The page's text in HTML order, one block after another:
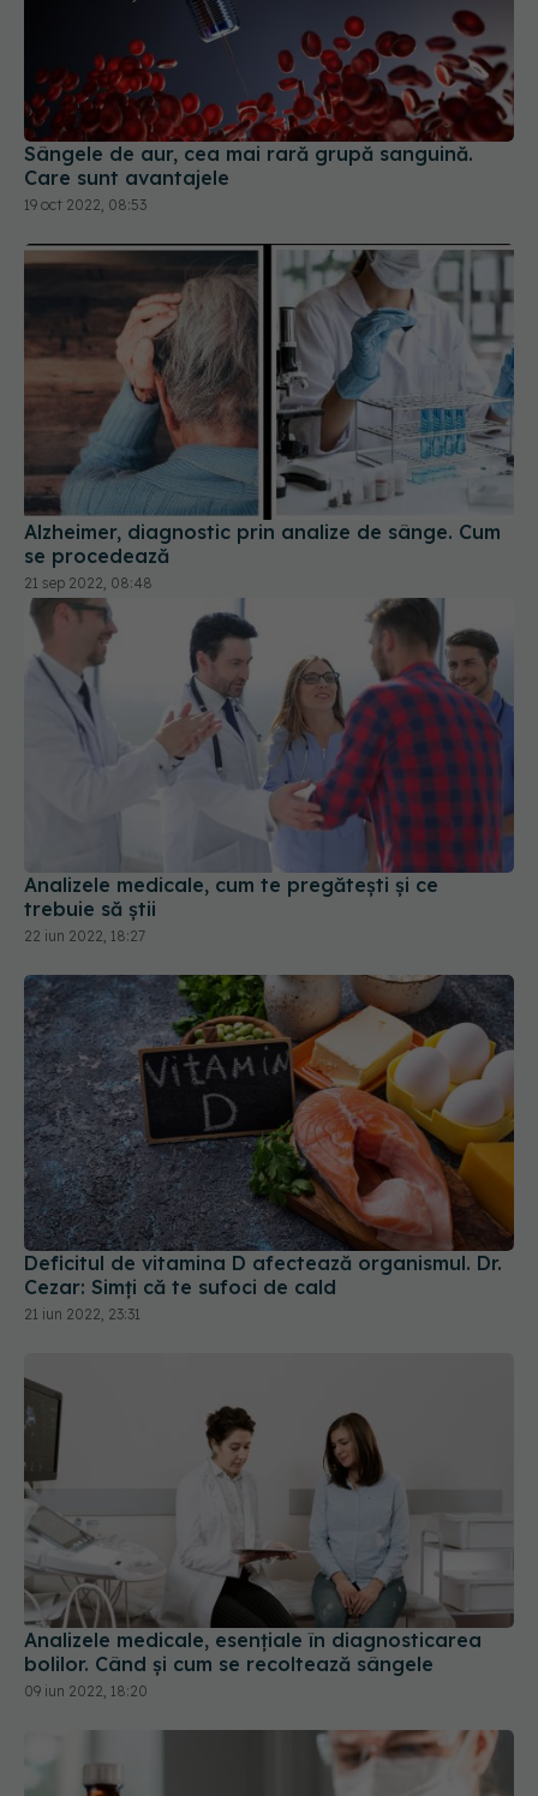
Sângele de aur, cea mai rară grupă sanguină.
Care sunt avantajele
19 oct 2022, 08:53
Alzheimer, diagnostic prin analize de sânge. Cum
se procedează
21 sep 2022, 08:48
Analizele medicale, cum te pregătești și ce
trebuie să știi
22 iun 2022, 18:27
Deficitul de vitamina D afectează organismul. Dr.
Cezar: Simți că te sufoci de cald
21 iun 2022, 23:31
Analizele medicale, esențiale în diagnosticarea
bolilor. Când și cum se recoltează sângele
09 iun 2022, 18:20